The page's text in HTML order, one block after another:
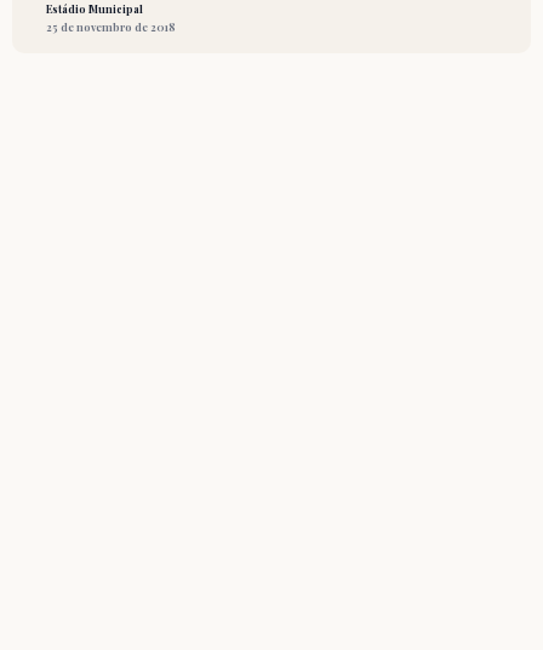
Estádio Municipal
25 de novembro de 2018